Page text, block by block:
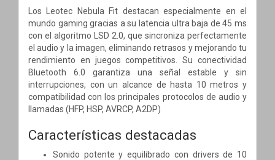
Los Leotec Nebula Fit destacan especialmente en el
mundo gaming gracias a su latencia ultra baja de 45 ms
con el algoritmo LSD 2.0, que sincroniza perfectamente
el audio y la imagen, eliminando retrasos y mejorando tu
rendimiento en juegos competitivos. Su conectividad
Bluetooth 6.0 garantiza una señal estable y sin
interrupciones, con un alcance de hasta 10 metros y
compatibilidad con los principales protocolos de audio y
llamadas (HFP, HSP, AVRCP, A2DP)
Características destacadas
Sonido potente y equilibrado con drivers de 10